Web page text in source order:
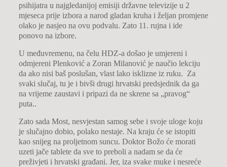
psihijatra u najgledanijoj emisiji državne televizije u 2
mjeseca prije izbora a narod gladan kruha i željan promjene
olako je nasjeo na ovu podvalu. Zato 11. rujna i ide
ponovo na izbore.
U međuvremenu, na čelu HDZ-a došao je umjereni i
odmjereni Plenković a Zoran Milanović je naučio lekciju
da ako nisi baš poslušan, vlast lako isklizne iz ruku. Za
svaki slučaj, tu je i bivši drugi hrvatski predsjednik da ga
na vrijeme zaustavi i pripazi da ne skrene sa „pravog“
puta..
Zato sada Most, nesvjestan samog sebe i svoje uloge koju
je slučajno dobio, polako nestaje. Na kraju će se istopiti
kao snijeg na proljetnom suncu. Doktor Božo će morati
uzeti jače tablete da sve to preboli a nadam se da će
preživjeti i hrvatski građani. Jer, iza svake muke i nesreće